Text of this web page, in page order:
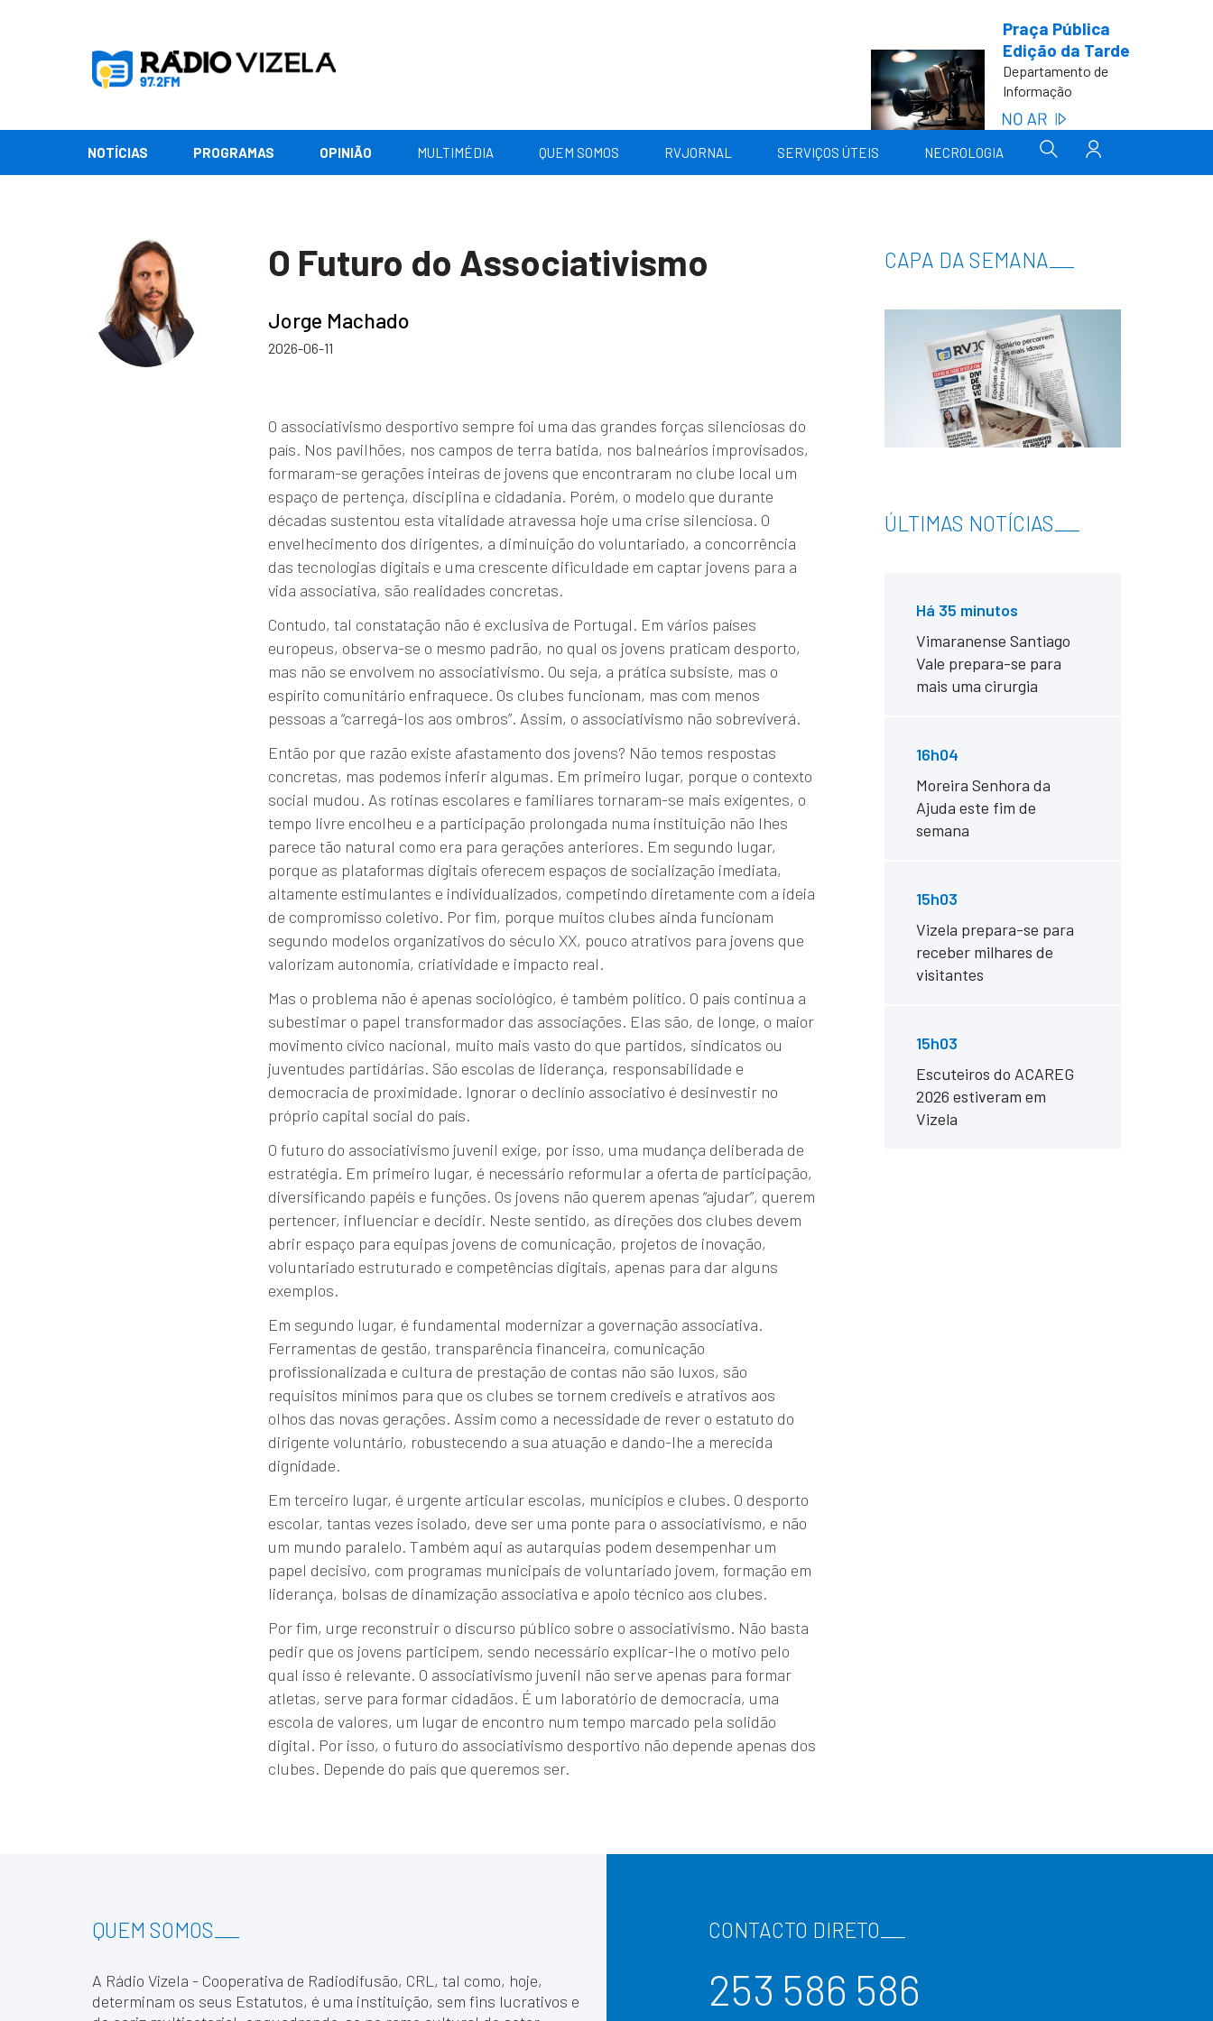
Praça Pública
Edição da Tarde
Departamento de
Informação
NOTÍCIAS PROGRAMAS OPINIÃO MULTIMÉDIA QUEM SOMOS RVJORNAL SERVIÇOS ÚTEIS NECROLOGIA
O Futuro do Associativismo
Jorge Machado
2026-06-11
O associativismo desportivo sempre foi uma das grandes forças silenciosas do
país. Nos pavilhões, nos campos de terra batida, nos balneários improvisados,
formaram-se gerações inteiras de jovens que encontraram no clube local um
espaço de pertença, disciplina e cidadania. Porém, o modelo que durante
décadas sustentou esta vitalidade atravessa hoje uma crise silenciosa. O
envelhecimento dos dirigentes, a diminuição do voluntariado, a concorrência
das tecnologias digitais e uma crescente dificuldade em captar jovens para a
vida associativa, são realidades concretas.
Contudo, tal constatação não é exclusiva de Portugal. Em vários países
europeus, observa-se o mesmo padrão, no qual os jovens praticam desporto,
mas não se envolvem no associativismo. Ou seja, a prática subsiste, mas o
espírito comunitário enfraquece. Os clubes funcionam, mas com menos
pessoas a “carregá-los aos ombros”. Assim, o associativismo não sobreviverá.
Então por que razão existe afastamento dos jovens? Não temos respostas
concretas, mas podemos inferir algumas. Em primeiro lugar, porque o contexto
social mudou. As rotinas escolares e familiares tornaram-se mais exigentes, o
tempo livre encolheu e a participação prolongada numa instituição não lhes
parece tão natural como era para gerações anteriores. Em segundo lugar,
porque as plataformas digitais oferecem espaços de socialização imediata,
altamente estimulantes e individualizados, competindo diretamente com a ideia
de compromisso coletivo. Por fim, porque muitos clubes ainda funcionam
segundo modelos organizativos do século XX, pouco atrativos para jovens que
valorizam autonomia, criatividade e impacto real.
Mas o problema não é apenas sociológico, é também político. O país continua a
subestimar o papel transformador das associações. Elas são, de longe, o maior
movimento cívico nacional, muito mais vasto do que partidos, sindicatos ou
juventudes partidárias. São escolas de liderança, responsabilidade e
democracia de proximidade. Ignorar o declínio associativo é desinvestir no
próprio capital social do país.
O futuro do associativismo juvenil exige, por isso, uma mudança deliberada de
estratégia. Em primeiro lugar, é necessário reformular a oferta de participação,
diversificando papéis e funções. Os jovens não querem apenas “ajudar”, querem
pertencer, influenciar e decidir. Neste sentido, as direções dos clubes devem
abrir espaço para equipas jovens de comunicação, projetos de inovação,
voluntariado estruturado e competências digitais, apenas para dar alguns
exemplos.
Em segundo lugar, é fundamental modernizar a governação associativa.
Ferramentas de gestão, transparência financeira, comunicação
profissionalizada e cultura de prestação de contas não são luxos, são
requisitos mínimos para que os clubes se tornem credíveis e atrativos aos
olhos das novas gerações. Assim como a necessidade de rever o estatuto do
dirigente voluntário, robustecendo a sua atuação e dando-lhe a merecida
dignidade.
Em terceiro lugar, é urgente articular escolas, municípios e clubes. O desporto
escolar, tantas vezes isolado, deve ser uma ponte para o associativismo, e não
um mundo paralelo. Também aqui as autarquias podem desempenhar um
papel decisivo, com programas municipais de voluntariado jovem, formação em
liderança, bolsas de dinamização associativa e apoio técnico aos clubes.
Por fim, urge reconstruir o discurso público sobre o associativismo. Não basta
pedir que os jovens participem, sendo necessário explicar-lhe o motivo pelo
qual isso é relevante. O associativismo juvenil não serve apenas para formar
atletas, serve para formar cidadãos. É um laboratório de democracia, uma
escola de valores, um lugar de encontro num tempo marcado pela solidão
digital. Por isso, o futuro do associativismo desportivo não depende apenas dos
clubes. Depende do país que queremos ser.
CAPA DA SEMANA
ÚLTIMAS NOTÍCIAS
Há 35 minutos
Vimaranense Santiago
Vale prepara-se para
mais uma cirurgia
16h04
Moreira Senhora da
Ajuda este fim de
semana
15h03
Vizela prepara-se para
receber milhares de
visitantes
15h03
Escuteiros do ACAREG
2026 estiveram em
Vizela
QUEM SOMOS
A Rádio Vizela - Cooperativa de Radiodifusão, CRL, tal como, hoje,
determinam os seus Estatutos, é uma instituição, sem fins lucrativos e
CONTACTO DIRETO
253 586 586